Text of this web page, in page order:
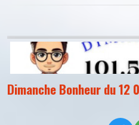
Dimanche Bonheur du 12